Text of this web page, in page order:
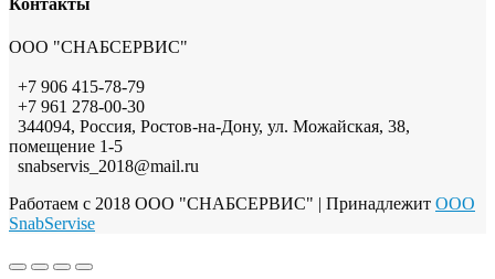
Контакты
ООО "СНАБСЕРВИС"
+7 906 415-78-79
+7 961 278-00-30
344094, Россия, Ростов-на-Дону, ул. Можайская, 38,
помещение 1-5
snabservis_2018@mail.ru
Работаем с 2018 ООО "СНАБСЕРВИС" | Принадлежит OOO
SnabServise